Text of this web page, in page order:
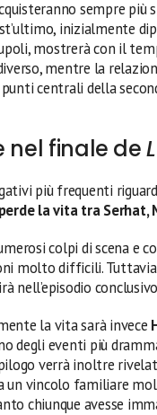
sempre più
inizialmente
mostrerà con il
mentre la
centrali della
nel finale de
più frequenti
la vita tra Serhat,
colpi di scena e
molto difficili.
nell’episodio
la vita sarà invece
degli eventi più
verrà inoltre
un vincolo familiare
chiunque avesse